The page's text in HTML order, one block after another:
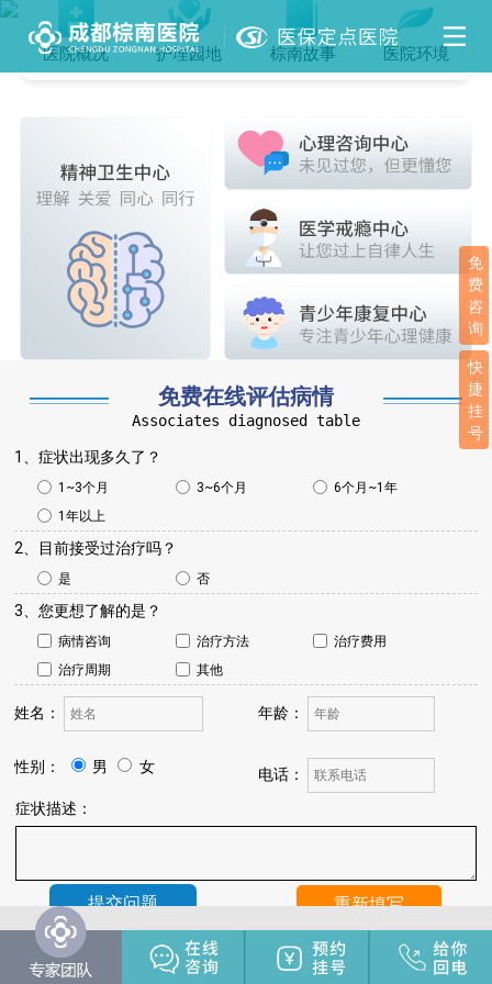
医院概况 护理园地 棕南故事 医院环境
免费在线评估病情
Associates diagnosed table
1、症状出现多久了？
1~3个月 3~6个月
6个月~1年
1年以上
2、目前接受过治疗吗？
是 否
3、您更想了解的是？
病情咨询 治疗方法
治疗费用
治疗周期
其他
姓名： 年龄：
性别： 男 女
电话：
症状描述：
温馨提示：
我院将于24小时内与您联系，请保持手机畅通，注
意来电。
免
费
咨
询
快
捷
挂
号